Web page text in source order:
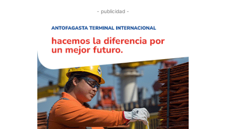
- publicidad -